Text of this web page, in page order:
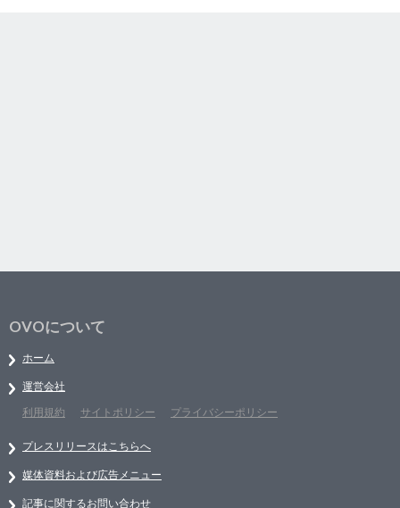
OVOについて
ホーム
運営会社
利用規約
サイトポリシー プライバシーポリシー
プレスリリースはこちらへ
媒体資料および広告メニュー
記事に関するお問い合わせ